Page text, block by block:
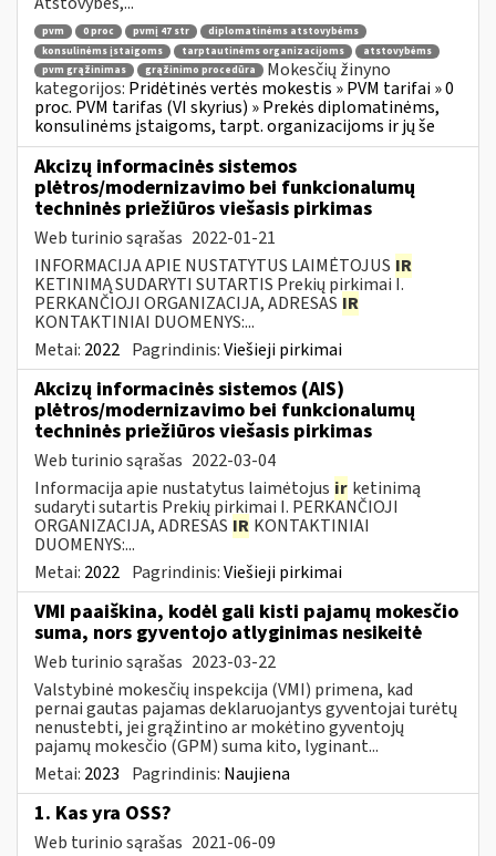
pvm 0 proc pvmį 47 str
diplomatinėms atstovybėms
konsulinėms įstaigoms
tarptautinėms organizacijoms
atstovybėms
pvm grąžinimas
grąžinimo procedūra
Mokesčių žinyno
kategorijos: Pridėtinės vertės mokestis » PVM tarifai » 0
proc. PVM tarifas (VI skyrius) » Prekės diplomatinėms,
konsulinėms įstaigoms, tarpt. organizacijoms ir jų še
Akcizų informacinės sistemos
plėtros/modernizavimo bei funkcionalumų
techninės priežiūros viešasis pirkimas
Web turinio sąrašas 2022-01-21
INFORMACIJA APIE NUSTATYTUS LAIMĖTOJUS IR
KETINIMĄ SUDARYTI SUTARTIS Prekių pirkimai I.
PERKANČIOJI ORGANIZACIJA, ADRESAS IR
KONTAKTINIAI DUOMENYS:...
Metai: 2022 Pagrindinis:Viešieji pirkimai
Akcizų informacinės sistemos (AIS)
plėtros/modernizavimo bei funkcionalumų
techninės priežiūros viešasis pirkimas
Web turinio sąrašas 2022-03-04
Informacija apie nustatytus laimėtojus ir ketinimą
sudaryti sutartis Prekių pirkimai I. PERKANČIOJI
ORGANIZACIJA, ADRESAS IR KONTAKTINIAI
DUOMENYS:...
Metai: 2022 Pagrindinis:Viešieji pirkimai
VMI paaiškina, kodėl gali kisti pajamų mokesčio
suma, nors gyventojo atlyginimas nesikeitė
Web turinio sąrašas 2023-03-22
Valstybinė mokesčių inspekcija (VMI) primena, kad
pernai gautas pajamas deklaruojantys gyventojai turėtų
nenustebti, jei grąžintino ar mokėtino gyventojų
pajamų mokesčio (GPM) suma kito, lyginant...
Metai: 2023 Pagrindinis: Naujiena
1. Kas yra OSS?
Web turinio sąrašas 2021-06-09